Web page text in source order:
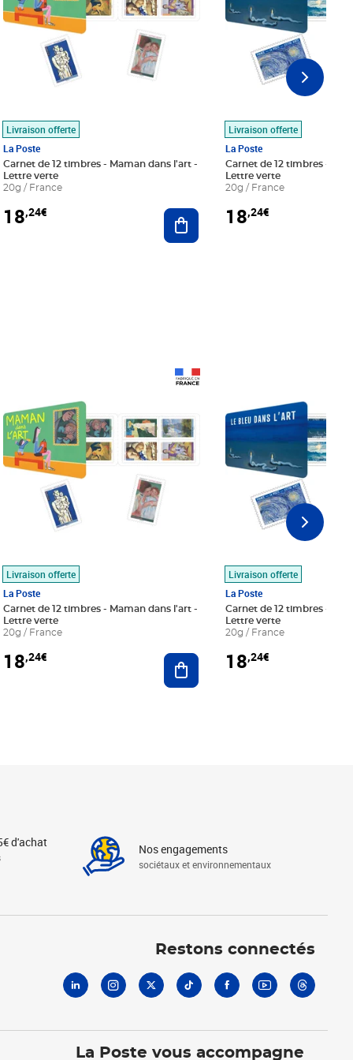
au panier
Livraison offerte
La Poste
Carnet de 12 timbres - Maman dans l'art -
Lettre verte
20g / France
18,24€ Ajouter au panier
Livraison offerte
La Poste
Carnet de 12 timbres - Le
Lettre verte
20g / France
18,24€
au panier
Livraison offerte
La Poste
Carnet de 12 timbres - Maman dans l'art -
Lettre verte
20g / France
18,24€ Ajouter au panier
Livraison offerte
La Poste
Carnet de 12 timbres - Le
Lettre verte
20g / France
18,24€
d'achat Nos engagements
sociétaux et environnementaux
Restons connectés
La Poste vous accompagne